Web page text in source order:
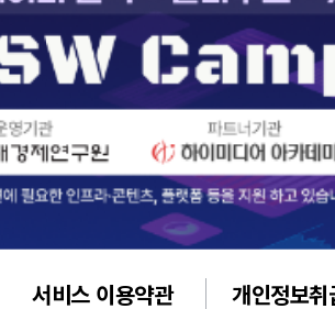
서비스 이용약관 개인정보취